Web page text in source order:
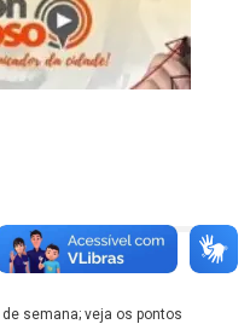
semana; veja os pontos